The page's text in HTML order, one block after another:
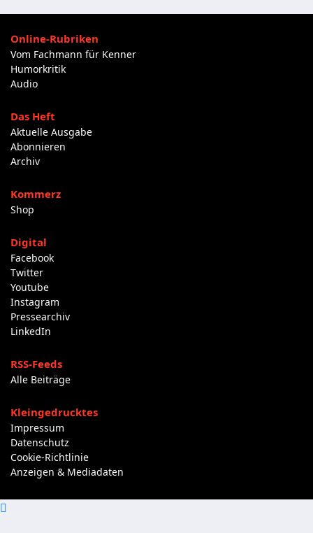
Online-Rubriken
Vom Fachmann für Kenner
Humorkritik
Audio
Das Heft
Aktuelle Ausgabe
Abonnieren
Archiv
Kommerz
Shop
Digital
Facebook
Twitter
Youtube
Instagram
Pressearchiv
LinkedIn
RSS-Feeds
Alle Beiträge
Kleingedrucktes
Impressum
Datenschutz
Cookie-Richtlinie
Anzeigen & Mediadaten